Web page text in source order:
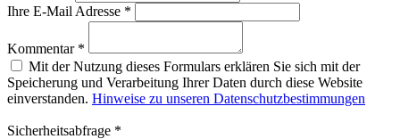
Ihre E-Mail Adresse *
Kommentar *
Mit der Nutzung dieses Formulars erklären Sie sich mit der
Speicherung und Verarbeitung Ihrer Daten durch diese Website
einverstanden. Hinweise zu unseren Datenschutzbestimmungen
Sicherheitsabfrage *